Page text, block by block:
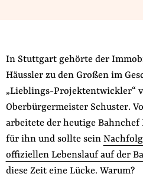
Appelle unterzeichnen
Impressum
Suche
auf
In Stuttgart gehörte der
Häussler zu den Großen im
„Lieblings-Projektentwickler“
Oberbürgermeister Schuster.
arbeitete der heutige Bahnchef
für ihn und sollte sein
offiziellen Lebenslauf auf der
diese Zeit eine Lücke. Warum?